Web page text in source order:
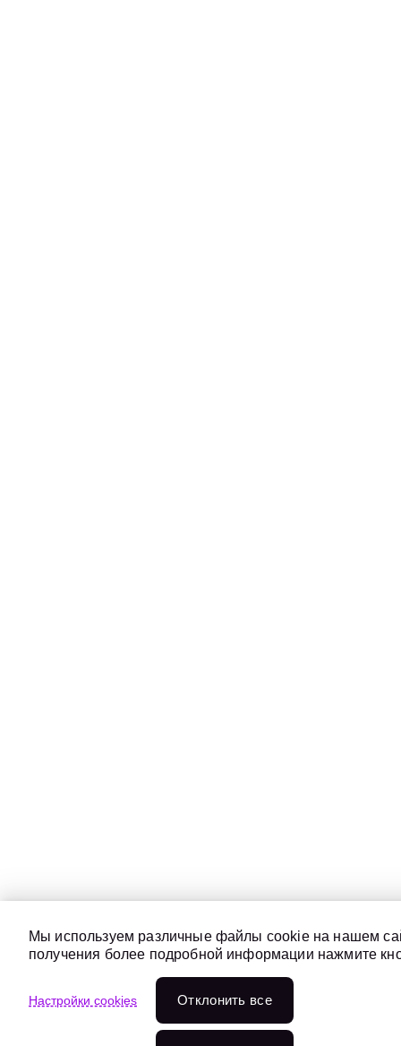
Мы используем различные файлы cookie на нашем
получения более подробной информации нажмите
Настройки cookies Отклонить всe